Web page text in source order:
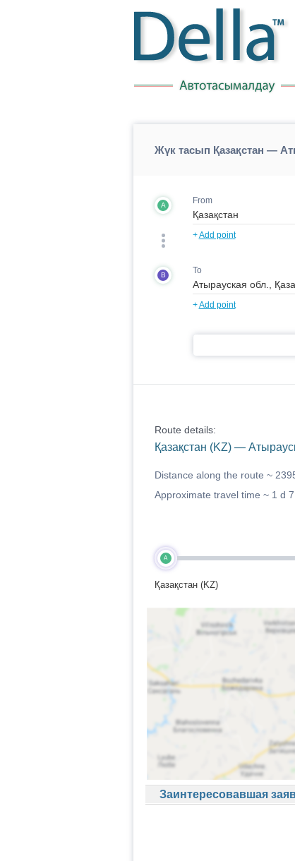
Жүк тасып Қазақстан —
A From
+Add point
B To
+Add point
Route details:
Қазақстан (KZ) —
Distance along the route ~
Approximate travel time ~ 1 d
A
Қазақстан (KZ)
Заинтересовавшая